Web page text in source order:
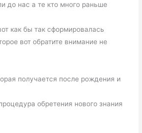
до нас а те кто много раньше
как бы так сформировалась
вот обратите внимание не
получается после рождения и
обретения нового знания